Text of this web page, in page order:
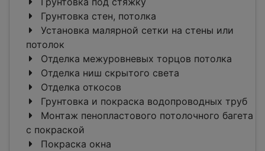
Грунтовка стен, потолка
Установка малярной сетки на стены или
потолок
Отделка межуровневых торцов потолка
Отделка ниш скрытого света
Отделка откосов
Грунтовка и покраска водопроводных труб
Монтаж пенопластового потолочного багета
c покраской
Покраска окна